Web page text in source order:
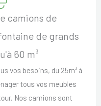
camions de
de grands
60 m³
vos besoins, du 25m³ à
tous vos meubles
Nos camions sont